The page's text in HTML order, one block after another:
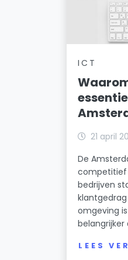
ICT
21 april
De
competitief
bedrijven
omgeving
belangrijker
LEES